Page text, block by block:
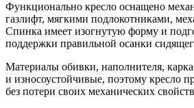
Функционально кресло оснащено
газлифт, мягкими подлокотниками,
Спинка имеет изогнутую форму и
поддержки правильной осанки
Материалы обивки, наполнителя,
и износоустойчивые, поэтому кресло
без потери своих механических